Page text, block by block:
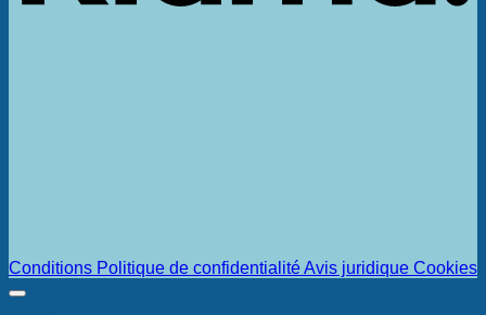
Conditions Politique de confidentialitéAvis juridique Cookies